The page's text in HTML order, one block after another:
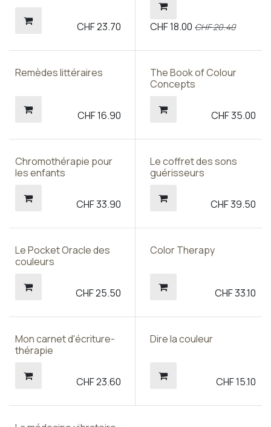
CHF23.70 CHF18.00 CHF20.40
Remèdes littéraires
CHF16.90
The Book of Colour
Concepts
CHF35.00
Chromothérapie pour
les enfants
CHF33.90
Le coffret des sons
guérisseurs
CHF39.50
Prix sympa !
Le Pocket Oracle des
couleurs
CHF25.50
Color Therapy
CHF33.10
Mon carnet d'écriture-
thérapie
CHF23.60
Dire la couleur
CHF15.10